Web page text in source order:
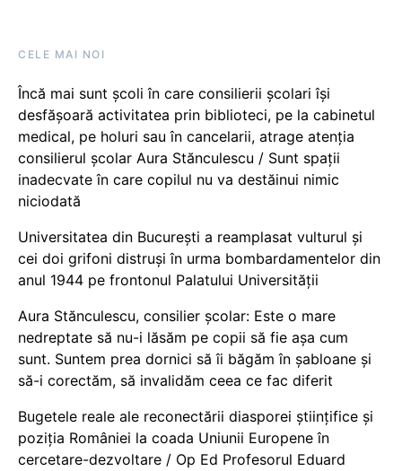
CELE MAI NOI
Încă mai sunt școli în care consilierii școlari își
desfășoară activitatea prin biblioteci, pe la cabinetul
medical, pe holuri sau în cancelarii, atrage atenția
consilierul școlar Aura Stănculescu / Sunt spații
inadecvate în care copilul nu va destăinui nimic
niciodată
Universitatea din București a reamplasat vulturul și
cei doi grifoni distruși în urma bombardamentelor din
anul 1944 pe frontonul Palatului Universității
Aura Stănculescu, consilier școlar: Este o mare
nedreptate să nu-i lăsăm pe copii să fie așa cum
sunt. Suntem prea dornici să îi băgăm în șabloane și
să-i corectăm, să invalidăm ceea ce fac diferit
Bugetele reale ale reconectării diasporei științifice și
poziția României la coada Uniunii Europene în
cercetare-dezvoltare / Op Ed Profesorul Eduard